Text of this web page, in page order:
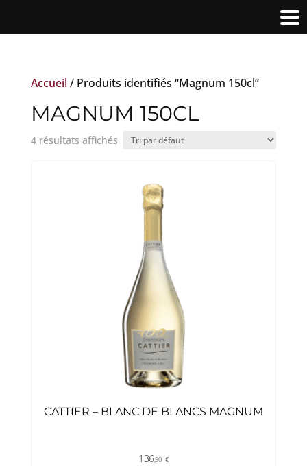
Accueil / Produits identifiés “Magnum 150cl”
MAGNUM 150CL
4 résultats affichés
CATTIER – BLANC DE BLANCS MAGNUM
136,90 €